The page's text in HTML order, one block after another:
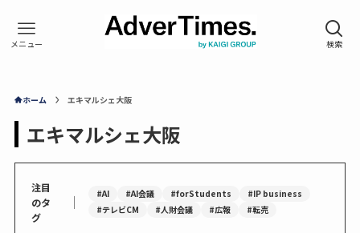
ホーム エキマルシェ大阪
エキマルシェ大阪
注目
のタ
グ
｜ #AI #AI会議 #forStudents
#IP business
#テレビCM
#人財会議 #広報 #転売